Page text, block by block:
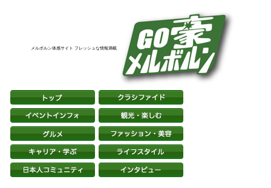
メルボルン体感サイト フレッシュな情報満載